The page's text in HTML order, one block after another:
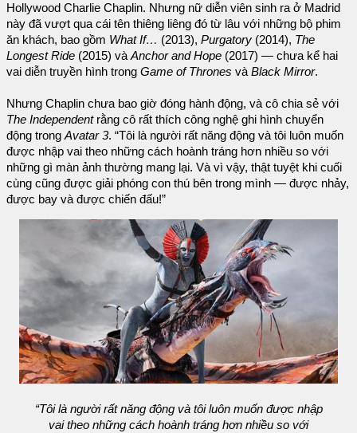
Hollywood Charlie Chaplin. Nhưng nữ diễn viên sinh ra ở Madrid
này đã vượt qua cái tên thiêng liêng đó từ lâu với những bộ phim
ăn khách, bao gồm What If… (2013), Purgatory (2014), The
Longest Ride (2015) và Anchor and Hope (2017) — chưa kể hai
vai diễn truyền hình trong Game of Thrones và Black Mirror.
Nhưng Chaplin chưa bao giờ đóng hành động, và cô chia sẻ với
The Independentrằng cô rất thích công nghệ ghi hình chuyển
động trong Avatar 3. “Tôi là người rất năng động và tôi luôn muốn
được nhập vai theo những cách hoành tráng hơn nhiều so với
những gì màn ảnh thường mang lại. Và vì vậy, thật tuyệt khi cuối
cùng cũng được giải phóng con thú bên trong mình — được nhảy,
được bay và được chiến đấu!”
“Tôi là người rất năng động và tôi luôn muốn được nhập
vai theo những cách hoành tráng hơn nhiều so với